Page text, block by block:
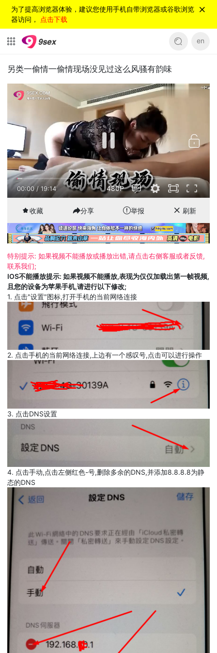
为了提高浏览器体验，建议您使用手机自带浏览器或谷歌浏览
器访问， 点击下载
en
另类一偷情一偷情现场没见过这么风骚有韵味
00:00/19:14 480P
收藏 分享 举报 刷新
特别提示: 如果视频不能播放或播放出错,请点击右侧客服或者反馈,
联系我们;
IOS不能播放提示: 如果视频不能播放,表现为仅仅加载出第一帧视频,
且您的设备为苹果手机,请进行以下修改;
1. 点击"设置"图标,打开手机的当前网络连接
2. 点击手机的当前网络连接,上边有一个感叹号,点击可以进行操作
3. 点击DNS设置
4. 点击手动,点击左侧红色-号,删除多余的DNS,并添加8.8.8.8为静
态的DNS